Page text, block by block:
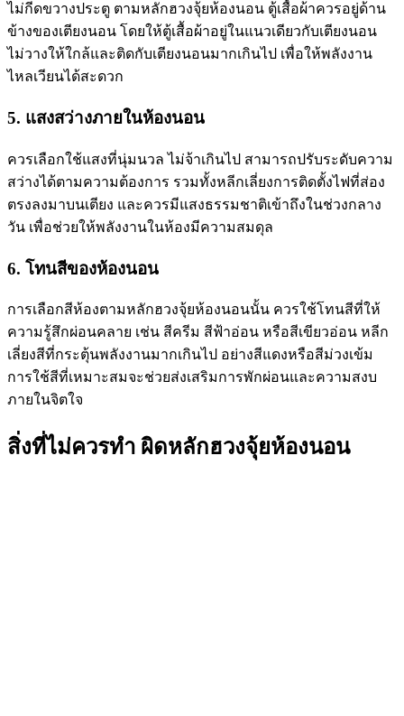
ไม่กีดขวางประตู ตามหลักฮวงจุ้ยห้องนอน ตู้เสื้อผ้าควรอยู่ด้าน
ข้างของเตียงนอน โดยให้ตู้เสื้อผ้าอยู่ในแนวเดียวกับเตียงนอน
ไม่วางให้ใกล้และติดกับเตียงนอนมากเกินไป เพื่อให้พลังงาน
ไหลเวียนได้สะดวก
5. แสงสว่างภายในห้องนอน
ควรเลือกใช้แสงที่นุ่มนวล ไม่จ้าเกินไป สามารถปรับระดับความ
สว่างได้ตามความต้องการ รวมทั้งหลีกเลี่ยงการติดตั้งไฟที่ส่อง
ตรงลงมาบนเตียง และควรมีแสงธรรมชาติเข้าถึงในช่วงกลาง
วัน เพื่อช่วยให้พลังงานในห้องมีความสมดุล
6. โทนสีของห้องนอน
การเลือกสีห้องตามหลักฮวงจุ้ยห้องนอนนั้น ควรใช้โทนสีที่ให้
ความรู้สึกผ่อนคลาย เช่น สีครีม สีฟ้าอ่อน หรือสีเขียวอ่อน หลีก
เลี่ยงสีที่กระตุ้นพลังงานมากเกินไป อย่างสีแดงหรือสีม่วงเข้ม
การใช้สีที่เหมาะสมจะช่วยส่งเสริมการพักผ่อนและความสงบ
ภายในจิตใจ
สิ่งที่ไม่ควรทำ ผิดหลักฮวงจุ้ยห้องนอน